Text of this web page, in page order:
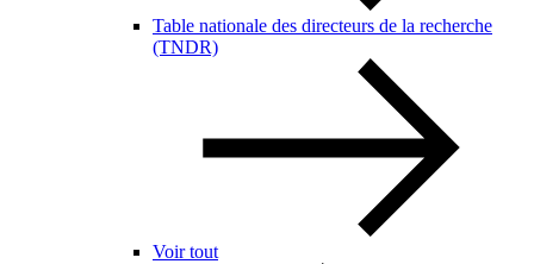
Table nationale des directeurs de la recherche
(TNDR)
Voir tout